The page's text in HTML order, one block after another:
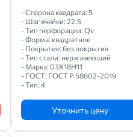
- Сторона квадрата: 5
- Шаг ячейки: 22.5
- Тип перфорации: Qv
- Форма: квадратное
- Покрытие: без покрытия
- Тип стали: нержавеющий
- Марка: 03Х18Н11
- ГОСТ: ГОСТ Р 58602-2019
- Тип: 4
Уточнить цену